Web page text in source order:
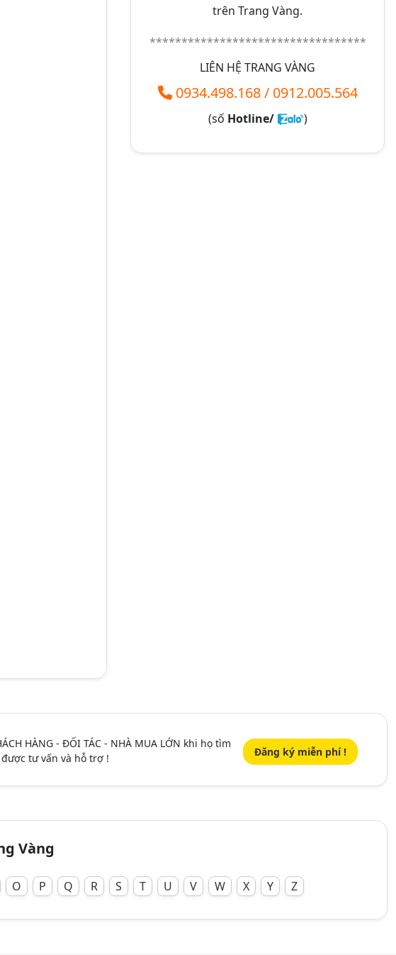
trên Trang Vàng.
**********************************
LIÊN HỆ TRANG VÀNG
0934.498.168/ 0912.005.564
(số Hotline/ )
HÀNG - ĐỐI TÁC - NHÀ MUA LỚN khi họ tìm
tư vấn và hỗ trợ ! Đăng ký miễn phí !
Vàng
O P Q R S T U V W X Y Z